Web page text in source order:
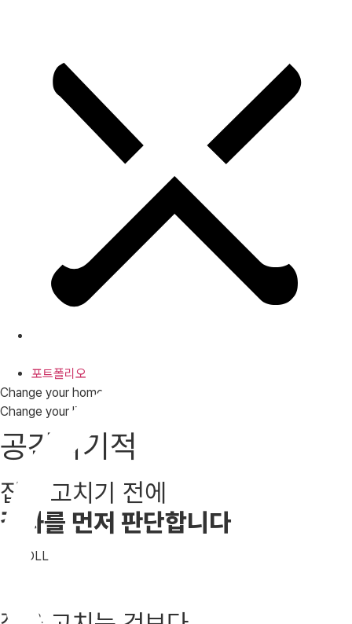
포트폴리오
Change your home,
Change your life
공간의기적
집을 고치기 전에
결과를 먼저 판단합니다
SCROLL